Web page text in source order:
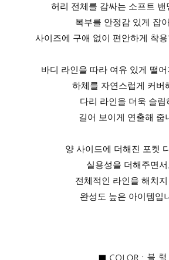
허리 전체를 감싸는 소프트 밴
복부를 안정감 있게 잡
사이즈에 구애 없이 편안하게 착
바디 라인을 따라 여유 있게 떨
하체를 자연스럽게 커버
다리 라인을 더욱 슬림
길어 보이게 연출해 줍
양 사이드에 더해진 포켓
실용성을 더해주면서
전체적인 라인을 해치